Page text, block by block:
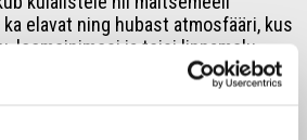
elavat ning hubast atmosfääri, kus
loomeinimesi ja teisi linnamelu